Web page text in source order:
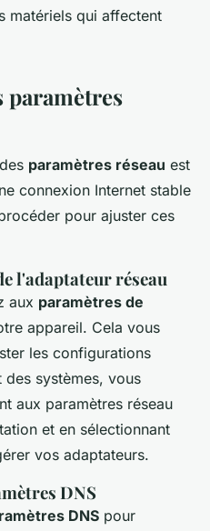
matériels qui affectent
paramètres réseau est
connexion Internet stable
pour ajuster ces
l'adaptateur réseau
aux paramètres de
appareil. Cela vous
les configurations
des systèmes, vous
aux paramètres réseau
et en sélectionnant
vos adaptateurs.
DNS
DNS pour